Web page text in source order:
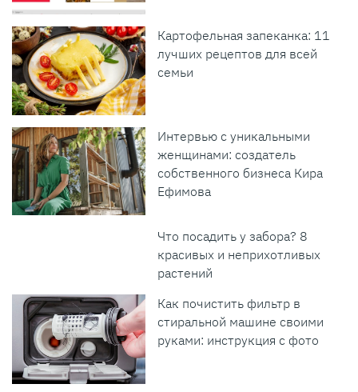
Картофельная запеканка: 11
лучших рецептов для всей
семьи
Интервью с уникальными
женщинами: создатель
собственного бизнеса Кира
Ефимова
Что посадить у забора? 8
красивых и неприхотливых
растений
Как почистить фильтр в
стиральной машине своими
руками: инструкция с фото